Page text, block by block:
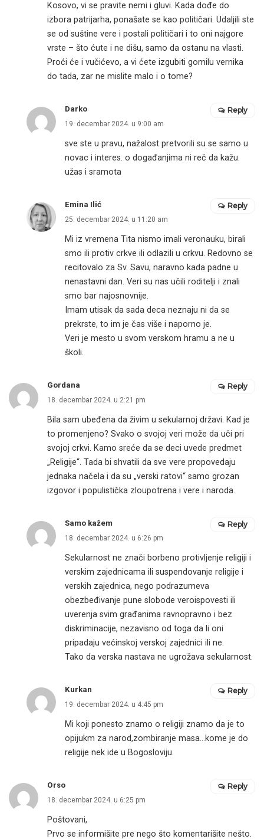
Kosovo, vi se pravite nemi i gluvi. Kada dođe do
izbora patrijarha, ponašate se kao političari. Udaljili ste
se od suštine vere i postali političari i to oni najgore
vrste – što ćute i ne dišu, samo da ostanu na vlasti.
Proći će i vučićevo, a vi ćete izgubiti gomilu vernika
do tada, zar ne mislite malo i o tome?
Darko
19. decembar 2024. u 9:00 am
sve ste u pravu, nažalost pretvorili su se samo u
novac i interes. o događanjima ni reč da kažu.
užas i sramota
Reply
Emina Ilić
25. decembar 2024. u 11:20 am
Mi iz vremena Tita nismo imali veronauku, birali
smo ili protiv crkve ili odlazili u crkvu. Redovno se
recitovalo za Sv. Savu, naravno kada padne u
nenastavni dan. Veri su nas učili roditelji i znali
smo bar najosnovnije.
Imam utisak da sada deca neznaju ni da se
prekrste, to im je čas više i naporno je.
Veri je mesto u svom verskom hramu a ne u
školi.
Reply
Gordana
18. decembar 2024. u 2:21 pm
Bila sam ubeđena da živim u sekularnoj državi. Kad je
to promenjeno? Svako o svojoj veri može da uči pri
svojoj crkvi. Kamo sreće da se deci uvede predmet
„Religije“. Tada bi shvatili da sve vere propovedaju
jednaka načela i da su „verski ratovi“ samo grozan
izgovor i populistička zloupotrena i vere i naroda.
Reply
Samo kažem
18. decembar 2024. u 6:26 pm
Sekularnost ne znači borbeno protivljenje religiji i
verskim zajednicama ili suspendovanje religije i
verskih zajednica, nego podrazumeva
obezbeđivanje pune slobode veroispovesti ili
uverenja svim građanima ravnopravno i bez
diskriminacije, nezavisno od toga da li oni
pripadaju većinskoj verskoj zajednici ili ne.
Tako da verska nastava ne ugrožava sekularnost.
Reply
Kurkan
19. decembar 2024. u 4:45 pm
Mi koji ponesto znamo o religiji znamo da je to
opijukm za narod,zombiranje masa…kome je do
religije nek ide u Bogosloviju.
Reply
Orso
18. decembar 2024. u 6:25 pm
Poštovani,
Prvo se informišite pre nego što komentarišite nešto.
Reply